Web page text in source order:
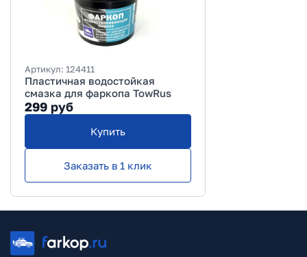
Артикул: 124411
Пластичная водостойкая
смазка для фаркопа TowRus
299 руб
Купить
Заказать в 1 клик